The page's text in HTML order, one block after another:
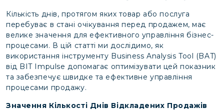
Кількість днів, протягом яких товар або послуга
перебуває в стані очікування перед продажем, має
велике значення для ефективного управління бізнес-
процесами. В цій статті ми дослідимо, як
використання інструменту Business Analysis Tool (BAT)
від BIT Impulse допомагає оптимізувати цей показник
та забезпечує швидке та ефективне управління
процесами продажу.
Значення Кількості Днів Відкладених Продажів